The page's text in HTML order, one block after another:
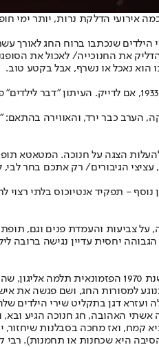
אירועי הדלקת נרות, יותר ימי
הילדים שנכתבו ברוח החג
את החנוכייה/ לאכול את
הוא נאכל או נשרף, אבל בקטע טוב.
סיפור חנוכה המוכר מכולם הוא "זה היה בחנוכה", של המשורר,
הערב כבר ירד, והאווירה
הצגה על חנוכה. המטאטא
הגיבורים/ רק אתכם בחר לבי,
- תפקיד אנטיוכוס בלתי רצוי
על צביעות והעמדת פנים וגם,
יחסית עדיין נגישה ברובה
כמעט ארבעים שנה אחר כך, נכתב נכס צאן ברזל נוסף,
למסורות החג, ושם פגשה את
ועזרא דגן בתקליט שירי הילדים
אשתי האהובה, חג חנוכה הגיע
ואז מחכה בסבלנות שיחזור,
היא שכחנות או תחמנות).